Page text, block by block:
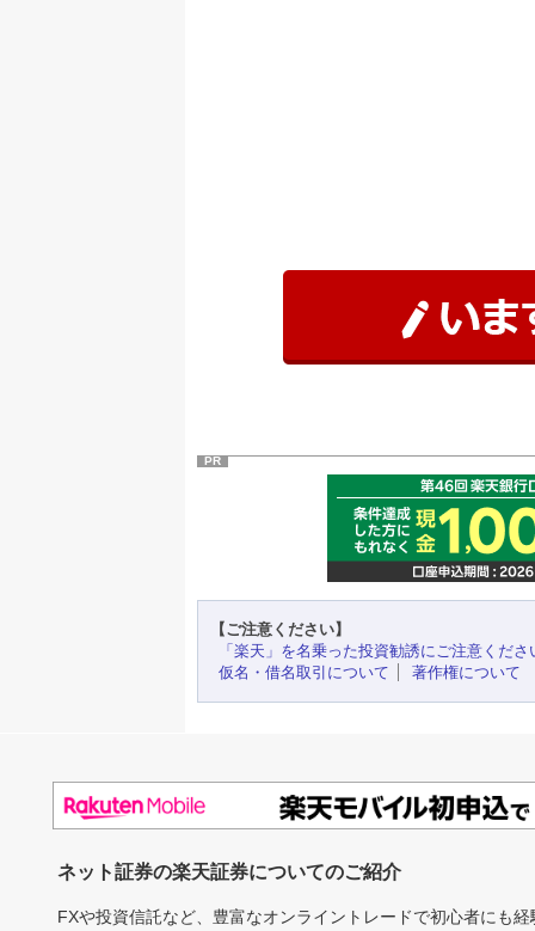
PR
【ご注意ください】
「楽天」を名乗った投資勧誘にご注意くださ
仮名・借名取引について
著作権について
ネット証券の楽天証券についてのご紹介
FXや投資信託など、豊富なオンライントレードで初心者にも